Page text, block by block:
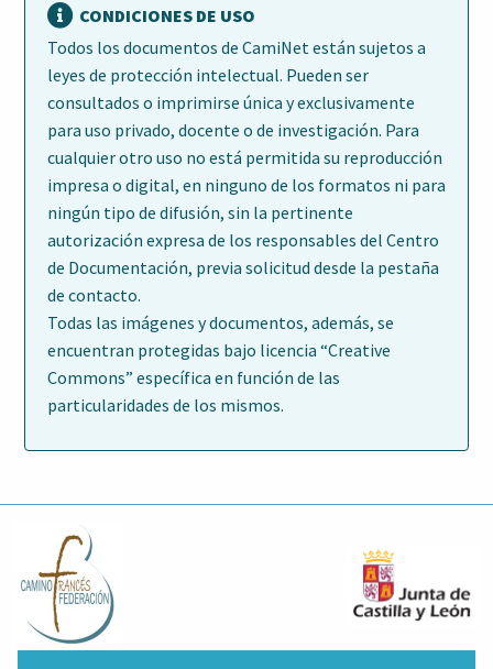
CONDICIONES DE USO
Todos los documentos de CamiNet están sujetos a
leyes de protección intelectual. Pueden ser
consultados o imprimirse única y exclusivamente
para uso privado, docente o de investigación. Para
cualquier otro uso no está permitida su reproducción
impresa o digital, en ninguno de los formatos ni para
ningún tipo de difusión, sin la pertinente
autorización expresa de los responsables del Centro
de Documentación, previa solicitud desde la pestaña
de contacto.
Todas las imágenes y documentos, además, se
encuentran protegidas bajo licencia “Creative
Commons” específica en función de las
particularidades de los mismos.